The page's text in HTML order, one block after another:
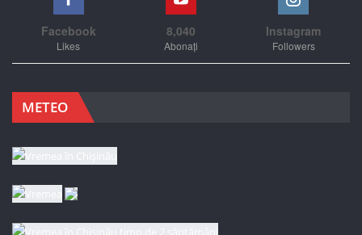
Facebook
Likes
8,040
Abonați
Instagram
Followers
METEO